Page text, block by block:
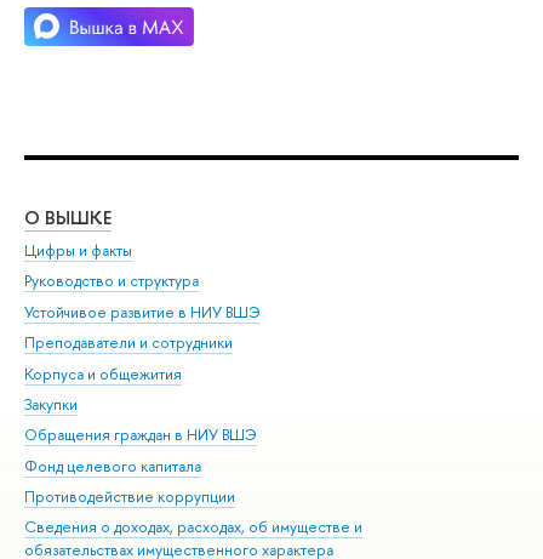
О ВЫШКЕ
Цифры и факты
Руководство и структура
Устойчивое развитие в НИУ ВШЭ
Преподаватели и сотрудники
Корпуса и общежития
Закупки
Обращения граждан в НИУ ВШЭ
Фонд целевого капитала
Противодействие коррупции
Сведения о доходах, расходах, об имуществе и
обязательствах имущественного характера